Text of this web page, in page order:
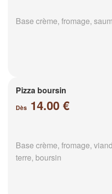
Base crème, fromage,
Pizza boursin
Dès 14.00 €
Base crème, fromage,
terre, boursin